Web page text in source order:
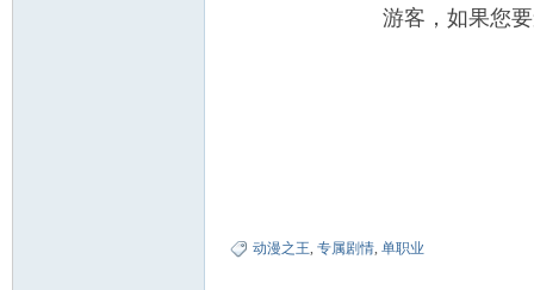
游客，如果您
动漫之王, 专属剧情, 单职业